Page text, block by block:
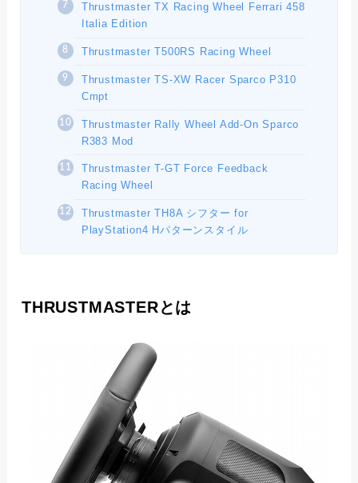
Thrustmaster TX Racing Wheel Ferrari 458
Italia Edition
Thrustmaster T500RS Racing Wheel
Thrustmaster TS-XW Racer Sparco P310
Cmpt
Thrustmaster Rally Wheel Add-On Sparco
R383 Mod
Thrustmaster T-GT Force Feedback
Racing Wheel
Thrustmaster TH8A シフター for
PlayStation4 Hパターンスタイル
THRUSTMASTERとは